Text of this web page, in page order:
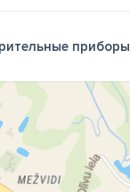
приборы